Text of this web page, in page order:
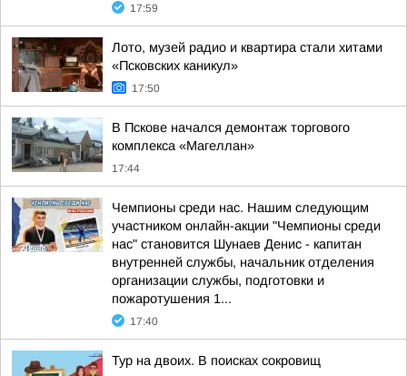
17:59
Лото, музей радио и квартира стали хитами
«Псковских каникул»
17:50
В Пскове начался демонтаж торгового
комплекса «Магеллан»
17:44
Чемпионы среди нас. Нашим следующим
участником онлайн-акции "Чемпионы среди
нас" становится Шунаев Денис - капитан
внутренней службы, начальник отделения
организации службы, подготовки и
пожаротушения 1...
17:40
Тур на двоих. В поисках сокровищ